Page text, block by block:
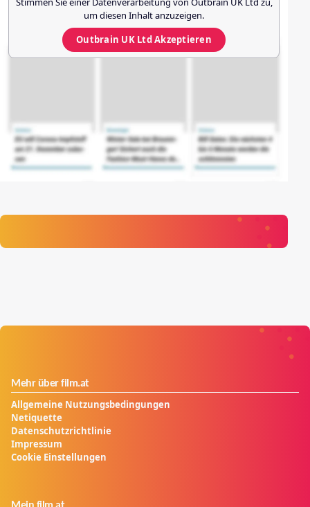
um diesen Inhalt anzuzeigen.
Outbrain UK Ltd Akzeptieren
Mehr über film.at
Allgemeine Nutzungsbedingungen
Netiquette
Datenschutzrichtlinie
Impressum
Cookie Einstellungen